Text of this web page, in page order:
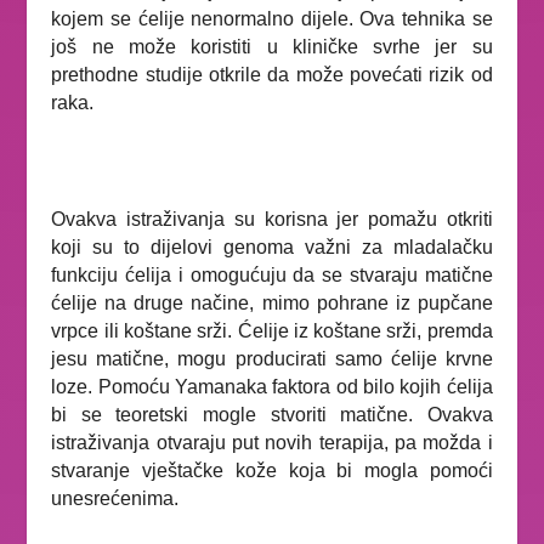
kojem se ćelije nenormalno dijele. Ova tehnika se
još ne može koristiti u kliničke svrhe jer su
prethodne studije otkrile da može povećati rizik od
raka.
Ovakva istraživanja su korisna jer pomažu otkriti
koji su to dijelovi genoma važni za mladalačku
funkciju ćelija i omogućuju da se stvaraju matične
ćelije na druge načine, mimo pohrane iz pupčane
vrpce ili koštane srži. Ćelije iz koštane srži, premda
jesu matične, mogu producirati samo ćelije krvne
loze. Pomoću Yamanaka faktora od bilo kojih ćelija
bi se teoretski mogle stvoriti matične. Ovakva
istraživanja otvaraju put novih terapija, pa možda i
stvaranje vještačke kože koja bi mogla pomoći
unesrećenima.